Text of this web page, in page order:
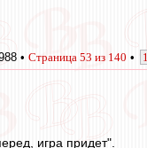
• Страница 53 из 140 • 1
игра придет".